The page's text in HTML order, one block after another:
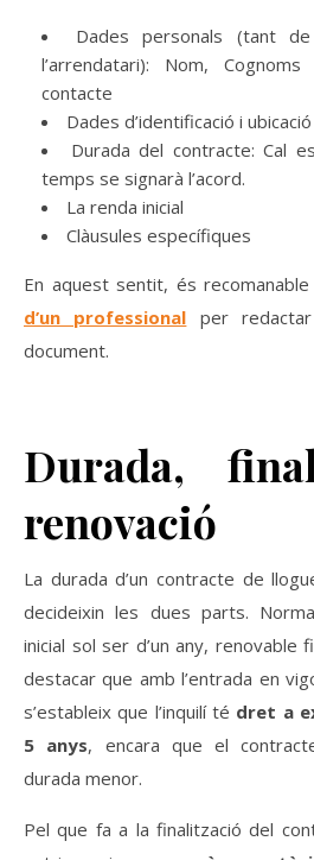
Dades personals (tant
l’arrendatari): Nom,
contacte
Dades d’identificació i
Durada del contracte: Cal
temps se signarà l’acord.
La renda inicial
Clàusules específiques
En aquest sentit, és recomanable
d’un professional per
document.
Durada,
renovació
La durada d’un contracte de
decideixin les dues parts.
inicial sol ser d’un any, renovable
destacar que amb l’entrada en
s’estableix que l’inquilí té dret a
5 anys, encara que el
durada menor.
Pel que fa a la finalització del